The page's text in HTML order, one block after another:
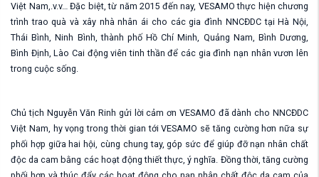
Việt Nam,.v.v… Đặc biệt, từ năm 2015 đến nay, VESAMO thực hiện chương
trình trao quà và xây nhà nhân ái cho các gia đình NNCĐDC tại Hà Nội,
Thái Bình, Ninh Bình, thành phố Hồ Chí Minh, Quảng Nam, Bình Dương,
Bình Định, Lào Cai động viên tinh thần để các gia đình nạn nhân vươn lên
trong cuộc sống.
Chủ tịch Nguyễn Văn Rinh gửi lời cảm ơn VESAMO đã dành cho NNCĐDC
Việt Nam, hy vọng trong thời gian tới VESAMO sẽ tăng cường hơn nữa sự
phối hợp giữa hai hội, cùng chung tay, góp sức để giúp đỡ nạn nhân chất
độc da cam bằng các hoạt động thiết thực, ý nghĩa. Đồng thời, tăng cường